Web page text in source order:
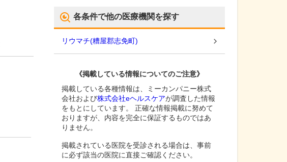
各条件で他の医療機関を探す
リウマチ(糟屋郡志免町)
《掲載している情報についてのご注意》
掲載している各種情報は、ミーカンパニー株式
会社および株式会社eヘルスケアが調査した情報
をもとにしています。 正確な情報掲載に努めて
おりますが、内容を完全に保証するものではあ
りません。
掲載されている医院を受診される場合は、事前
に必ず該当の医院に直接ご確認ください。